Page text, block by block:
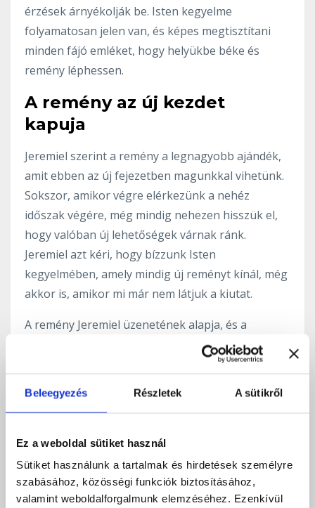
Beleegyezés Részletek A sütikről
Ez a weboldal sütiket használ
Sütiket használunk a tartalmak és hirdetések személyre
szabásához, közösségi funkciók biztosításához,
valamint weboldalforgalmunk elemzéséhez. Ezenkívül
érzések árnyékolják be. Isten kegyelme
folyamatosan jelen van, és képes megtisztítani
minden fájó emléket, hogy helyükbe béke és
remény léphessen.
A remény az új kezdet
kapuja
Jeremiel szerint a remény a legnagyobb ajándék,
amit ebben az új fejezetben magunkkal vihetünk.
Sokszor, amikor végre elérkezünk a nehéz
időszak végére, még mindig nehezen hisszük el,
hogy valóban új lehetőségek várnak ránk.
Jeremiel azt kéri, hogy bízzunk Isten
kegyelmében, amely mindig új reményt kínál, még
akkor is, amikor mi már nem látjuk a kiutat.
A remény Jeremiel üzenetének alapja, és a
kegyelem, amelyet Isten áraszt ránk, átölel
minket, hogy újra hinni tudjunk a jövőben. Ő
elmúlik, és minden vihar lecsendesedik. A most
megtapasztaljuk Isten irgalmát és szeretetét
minden apró örömben és minden új kezdetben.
„Minden nap egy új lehetőség, hogy megérezd
Isten szeretetét és a remény erejét, amely mindig